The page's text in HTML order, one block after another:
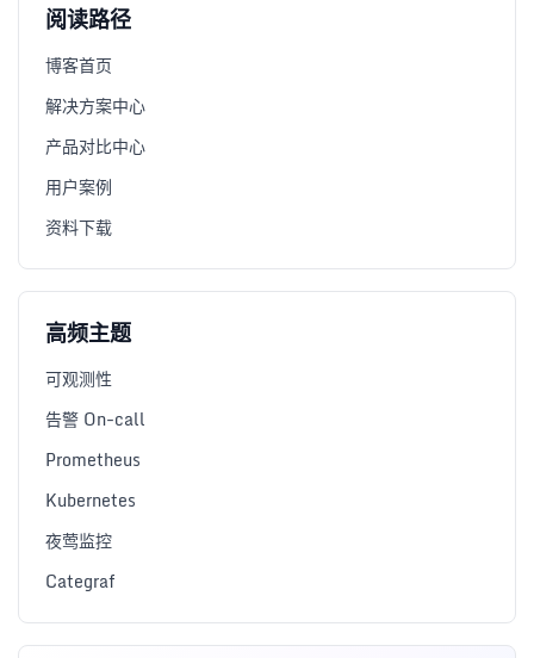
阅读路径
博客首页
解决方案中心
产品对比中心
用户案例
资料下载
高频主题
可观测性
告警 On-call
Prometheus
Kubernetes
夜莺监控
Categraf